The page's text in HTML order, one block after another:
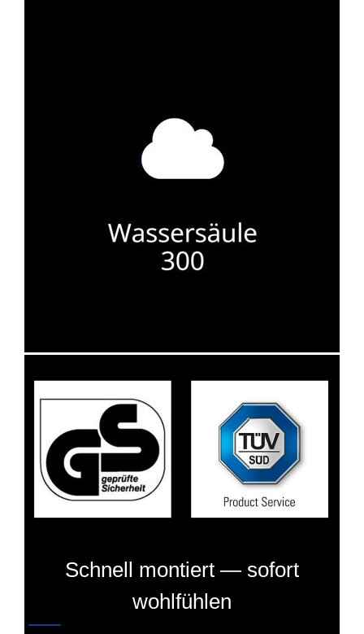
Schnell montiert — sofort
wohlfühlen